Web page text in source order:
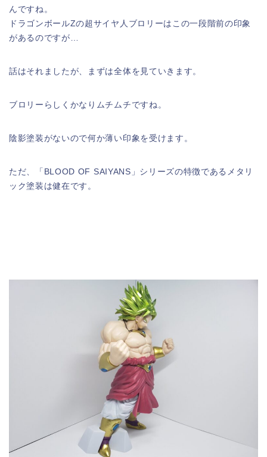
んですね。
ドラゴンボールZの超サイヤ人ブロリーはこの一段階前の印象
があるのですが…
話はそれましたが、まずは全体を見ていきます。
ブロリーらしくかなりムチムチですね。
陰影塗装がないので何か薄い印象を受けます。
ただ、「BLOOD OF SAIYANS」シリーズの特徴であるメタリ
ック塗装は健在です。